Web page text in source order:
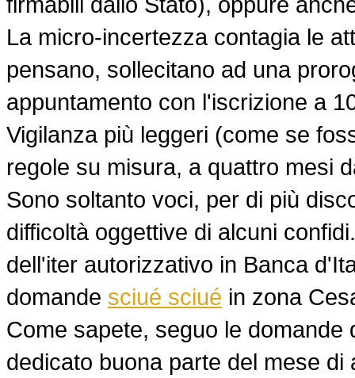
La micro-incertezza contagia le
pensano, sollecitano ad una
appuntamento con l'iscrizione a
Vigilanza più leggeri (come se
regole su misura, a quattro mesi
Sono soltanto voci, per di più
difficoltà oggettive di alcuni
dell'iter autorizzativo in Banca
domande sciué sciué in zona
Come sapete, seguo le
dedicato buona parte del mese